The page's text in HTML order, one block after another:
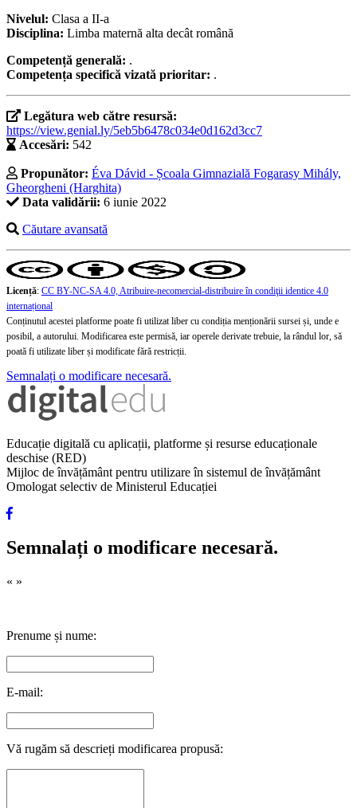
Nivelul: Clasa a II-a
Disciplina: Limba maternă alta decât română
Competență generală: .
Competența specifică vizată prioritar: .
Legătura web către resursă:
https://view.genial.ly/5eb5b6478c034e0d162d3cc7
Accesări: 542
Propunător: Éva Dávid - Școala Gimnazială Fogarasy Mihály,
Gheorgheni (Harghita)
Data validării: 6 iunie 2022
Căutare avansată
Licență: CC BY-NC-SA 4.0, Atribuire-necomercial-distribuire în condiţii identice 4.0
internațional
Conținutul acestei platforme poate fi utilizat liber cu condiția menționării sursei și, unde e
posibil, a autorului. Modificarea este permisă, iar operele derivate trebuie, la rândul lor, să
poată fi utilizate liber și modificate fără restricții.
Semnalați o modificare necesară.
Educație digitală cu aplicații, platforme și resurse educaționale
deschise (RED)
Mijloc de învățământ pentru utilizare în sistemul de învățământ
Omologat selectiv de Ministerul Educației
Semnalați o modificare necesară.
« »
Prenume și nume:
E-mail:
Vă rugăm să descrieți modificarea propusă: